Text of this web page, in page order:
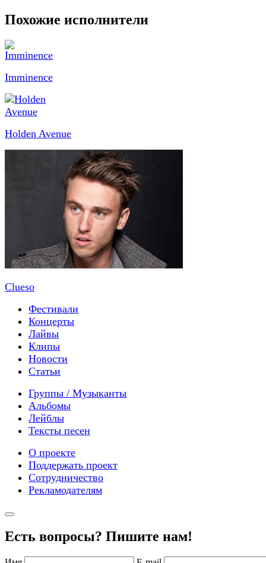
Похожие исполнители
Imminence
Holden Avenue
Clueso
Фестивали
Концерты
Лайвы
Клипы
Новости
Статьи
Группы / Музыканты
Альбомы
Лейблы
Тексты песен
О проекте
Поддержать проект
Сотрудничество
Рекламодателям
Есть вопросы? Пишите нам!